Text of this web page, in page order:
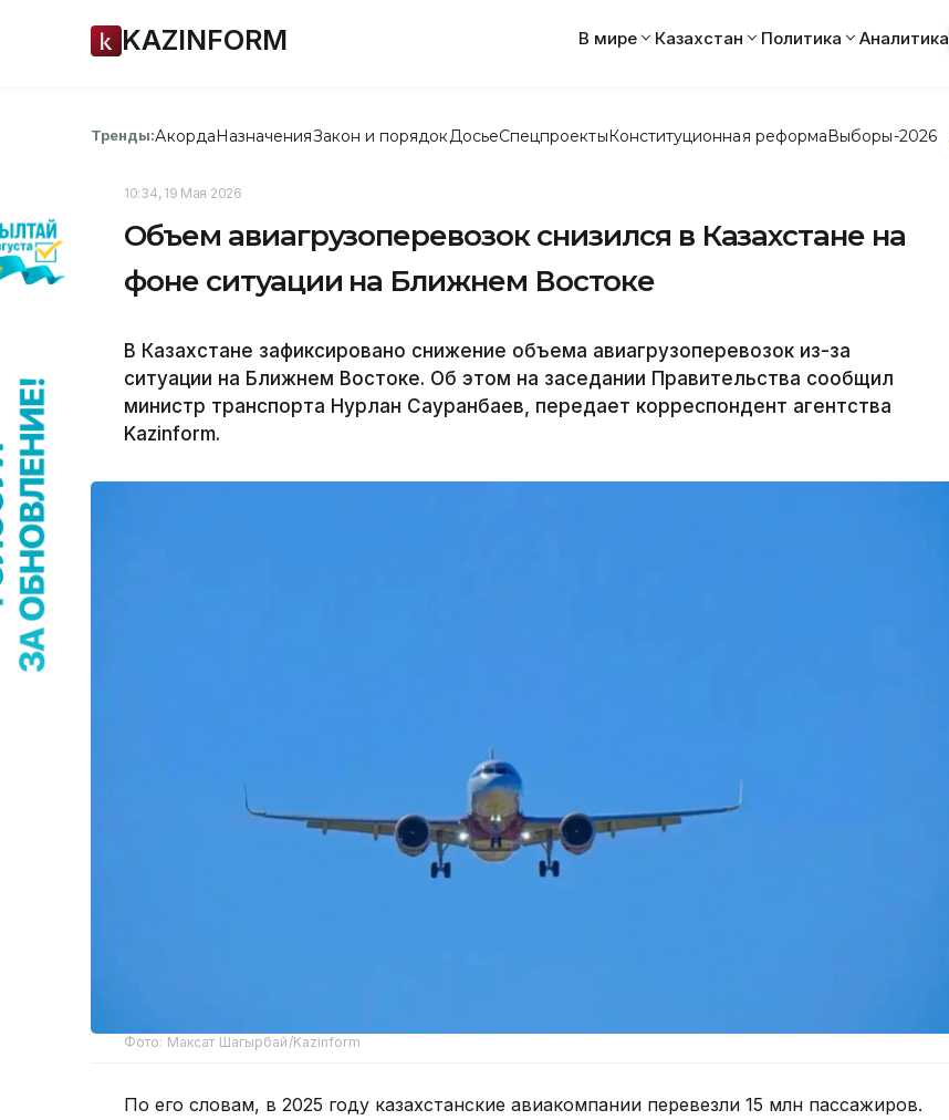
KAZINFORM В мире Казахстан Политика Аналитика
Тренды:АкордаНазначенияЗакон и порядок ДосьеСпецпроектыКонституционная реформаВыборы-2026
10:34, 19 Мая 2026
Объем авиагрузоперевозок снизился в Казахстане на
фоне ситуации на Ближнем Востоке
В Казахстане зафиксировано снижение объема авиагрузоперевозок из-за
ситуации на Ближнем Востоке. Об этом на заседании Правительства сообщил
министр транспорта Нурлан Сауранбаев, передает корреспондент агентства
Kazinform.
Фото: Максат Шагырбай/Kazinform
По его словам, в 2025 году казахстанские авиакомпании перевезли 15 млн пассажиров.